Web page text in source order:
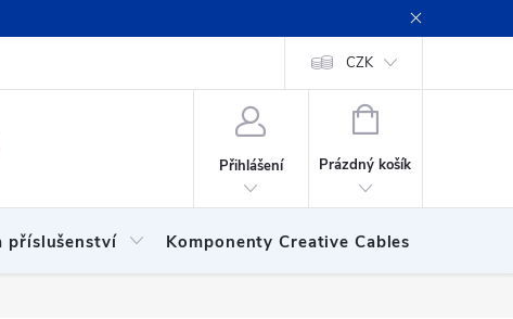
obchodu Podmínky ochrany
CZK
Přihlášení
NÁKUPNÍ
Prázdný košík
příslušenství Komponenty Creative Cables